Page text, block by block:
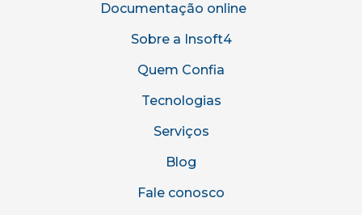
Documentação online
Sobre a Insoft4
Quem Confia
Tecnologias
Serviços
Blog
Fale conosco